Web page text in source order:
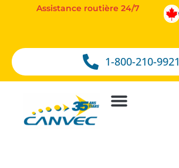
1-800-210-9921
Assistance routière 24/7